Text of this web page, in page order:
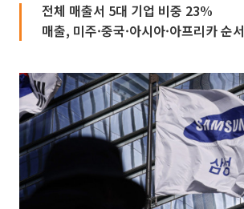
전체 매출서 5대 기업 비중 23%
매출, 미주·중국·아시아·아프리카 순서